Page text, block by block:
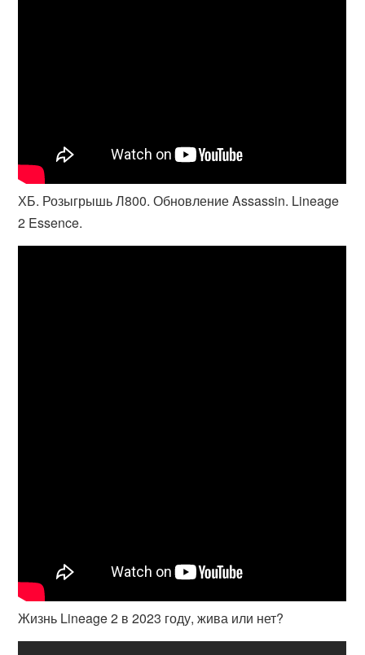
ХБ. Розыгрышь Л800. Обновление Assassin. Lineage
2 Essence.
Жизнь Lineage 2 в 2023 году, жива или нет?